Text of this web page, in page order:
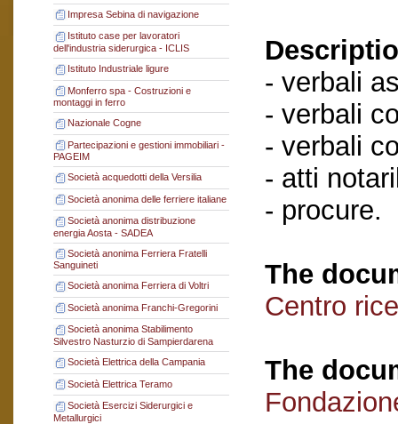
Impresa Sebina di navigazione
Istituto case per lavoratori
dell'industria siderurgica - ICLIS
Istituto Industriale ligure
Monferro spa - Costruzioni e
montaggi in ferro
Nazionale Cogne
Partecipazioni e gestioni immobiliari -
PAGEIM
Società acquedotti della Versilia
Società anonima delle ferriere italiane
Società anonima distribuzione
energia Aosta - SADEA
Società anonima Ferriera Fratelli
Sanguineti
Società anonima Ferriera di Voltri
Società anonima Franchi-Gregorini
Società anonima Stabilimento
Silvestro Nasturzio di Sampierdarena
Società Elettrica della Campania
Società Elettrica Teramo
Società Esercizi Siderurgici e
Metallurgici
- verbali
- verbali
- verbali
- atti
- procure.
The
Centro
The